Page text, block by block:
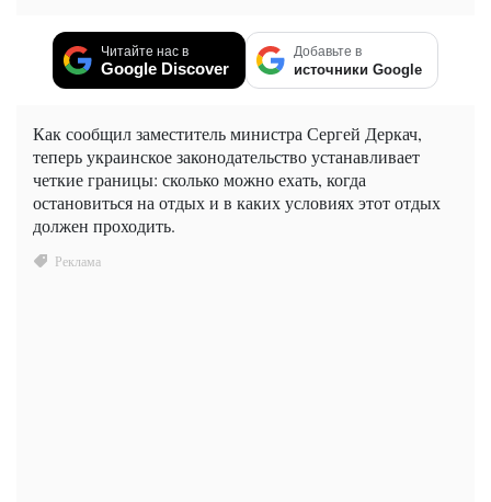
Читайте нас в
Google Discover
Добавьте в
источники Google
Как сообщил заместитель министра Сергей Деркач,
теперь украинское законодательство устанавливает
четкие границы: сколько можно ехать, когда
остановиться на отдых и в каких условиях этот отдых
должен проходить.